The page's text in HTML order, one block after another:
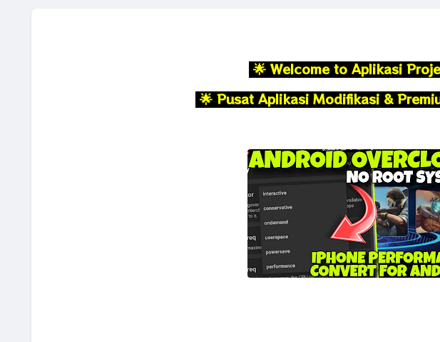
🌟 Welcome to Aplikasi
🌟 Pusat Aplikasi Modifikasi &